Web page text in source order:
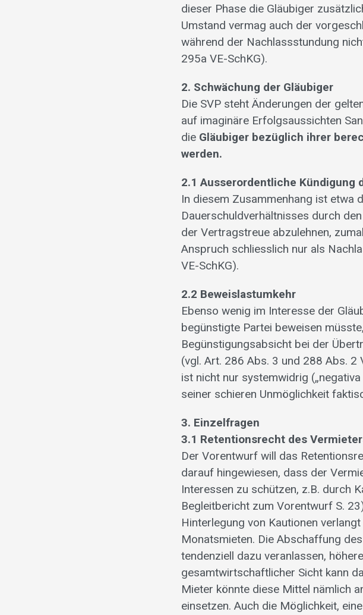
dieser Phase die Gläubiger
Umstand vermag auch der
während der Nachlassstundung
295a VE-SchKG).
2. Schwächung der Gläubiger
Die SVP steht Änderungen der
auf imaginäre Erfolgsaussichten
die Gläubiger bezüglich ihrer
werden.
2.1 Ausserordentliche Kündigung
In diesem Zusammenhang ist etwa
Dauerschuldverhältnisses durch
der Vertragstreue abzulehnen,
Anspruch schliesslich nur als
VE-SchKG).
2.2 Beweislastumkehr
Ebenso wenig im Interesse der
begünstigte Partei beweisen
Begünstigungsabsicht bei der
(vgl. Art. 286 Abs. 3 und 288 Abs. 2
ist nicht nur systemwidrig
seiner schieren Unmöglichkeit
3. Einzelfragen
3.1 Retentionsrecht des
Der Vorentwurf will das
darauf hingewiesen, dass der
Interessen zu schützen, z.B. durch
Begleitbericht zum Vorentwurf S.
Hinterlegung von Kautionen
Monatsmieten. Die Abschaffung
tendenziell dazu veranlassen,
gesamtwirtschaftlicher Sicht kann
Mieter könnte diese Mittel nämlich
einsetzen. Auch die Möglichkeit,